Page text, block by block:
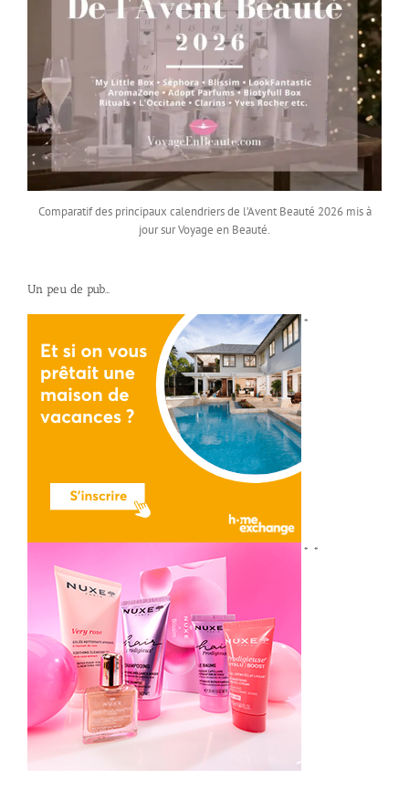
Comparatif des principaux calendriers de l’Avent Beauté 2026 mis à
jour sur Voyage en Beauté.
Un peu de pub…
*
* *